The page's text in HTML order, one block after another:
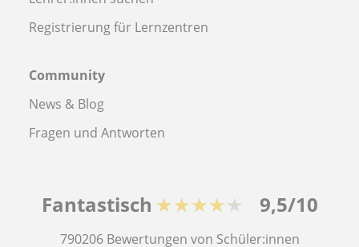
Registrierung für Lernzentren
Community
News & Blog
Fragen und Antworten
Fantastisch ★★★★★ 9,5/10
790206 Bewertungen von Schüler:innen